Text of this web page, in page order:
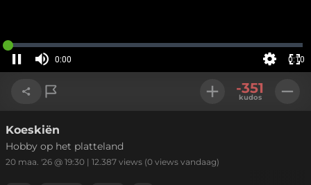
uit
Huidige
tijd
0:00 0:10
Geladen:
0%
Link kopiëren
-351
kudos
Koeskiën
Hobby op het platteland
20 maa. '26 @ 19:30 | 12.387 views (0 views vandaag)